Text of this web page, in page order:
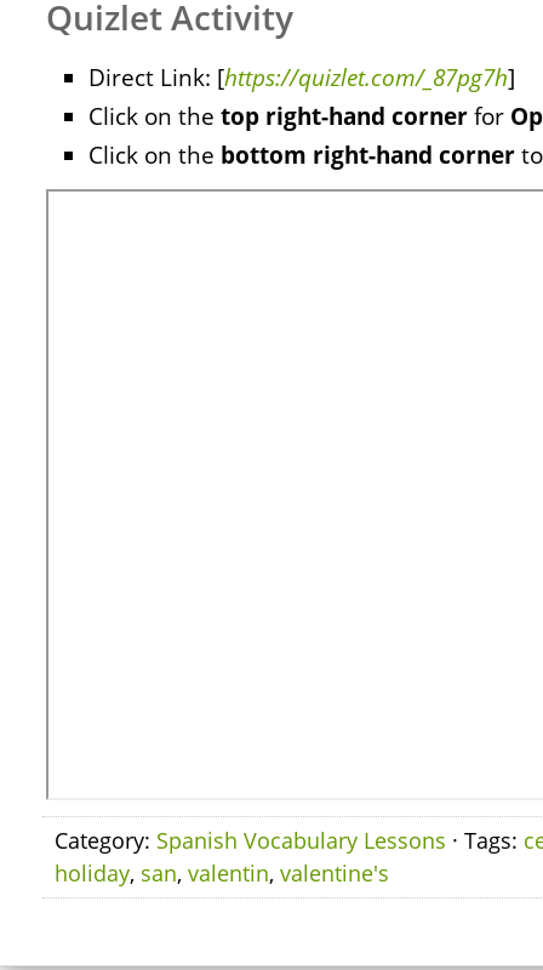
Quizlet Activity
Direct Link: [https://quizlet.com/_87pg7h]
Click on the top right-hand cornerfor
Click on the bottom right-hand corner
Category: Spanish Vocabulary Lessons · Tags:
holiday, san, valentin, valentine's